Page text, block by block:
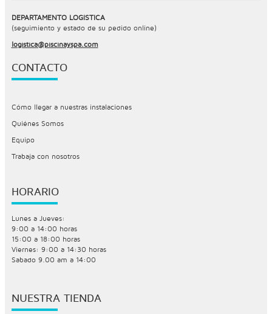
DEPARTAMENTO LOGÍSTICA
(seguimiento y estado de su pedido online)
logistica@piscinayspa.com
CONTACTO
Cómo llegar a nuestras instalaciones
Quiénes Somos
Equipo
Trabaja con nosotros
HORARIO
Lunes a Jueves:
9:00 a 14:00 horas
15:00 a 18:00 horas
Viernes: 9:00 a 14:30 horas
Sabado 9.00 am a 14:00
NUESTRA TIENDA